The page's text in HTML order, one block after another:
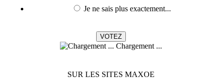
Je ne sais plus exactement...
Chargement ...
SUR LES SITES MAXOE